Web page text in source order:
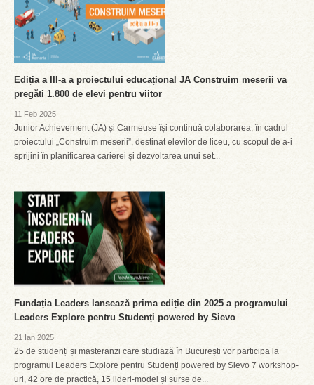
Ediția a III-a a proiectului educațional JA Construim meserii va
pregăti 1.800 de elevi pentru viitor
11 Feb 2025
Junior Achievement (JA) și Carmeuse își continuă colaborarea, în cadrul
proiectului „Construim meserii”, destinat elevilor de liceu, cu scopul de a-i
sprijini în planificarea carierei și dezvoltarea unui set...
Fundația Leaders lansează prima ediție din 2025 a programului
Leaders Explore pentru Studenți powered by Sievo
21 Ian 2025
25 de studenți și masteranzi care studiază în București vor participa la
programul Leaders Explore pentru Studenți powered by Sievo 7 workshop-
uri, 42 ore de practică, 15 lideri-model și surse de...